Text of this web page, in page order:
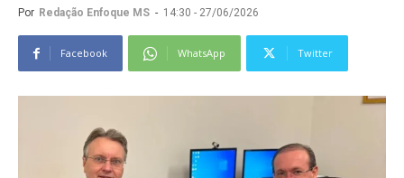
Por Redação Enfoque MS - 14:30 - 27/06/2026
Facebook WhatsApp Twitter